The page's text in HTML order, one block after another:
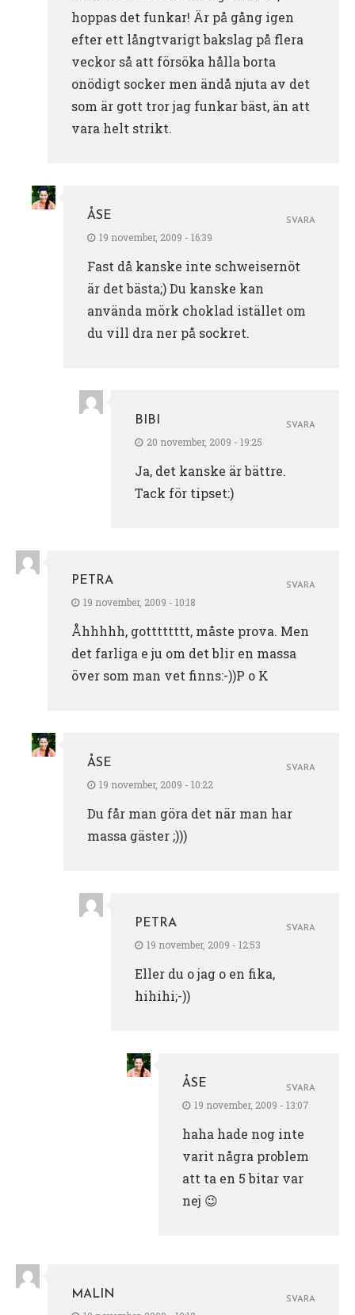
hoppas det funkar! Är på gång igen
efter ett långtvarigt bakslag på flera
veckor så att försöka hålla borta
onödigt socker men ändå njuta av det
som är gott tror jag funkar bäst, än att
vara helt strikt.
ÅSE
19 november, 2009 - 16:39
Fast då kanske inte schweisernöt
är det bästa;) Du kanske kan
använda mörk choklad istället om
du vill dra ner på sockret.
SVARA
BIBI
20 november, 2009 - 19:25
Ja, det kanske är bättre.
Tack för tipset:)
SVARA
PETRA
19 november, 2009 - 10:18
Åhhhhh, gotttttttt, måste prova. Men
det farliga e ju om det blir en massa
över som man vet finns:-))P o K
SVARA
ÅSE
19 november, 2009 - 10:22
Du får man göra det när man har
massa gäster ;)))
SVARA
PETRA
19 november, 2009 - 12:53
Eller du o jag o en fika,
hihihi;-))
SVARA
ÅSE
19 november, 2009 - 13:07
haha hade nog inte
varit några problem
att ta en 5 bitar var
nej 😉
SVARA
MALIN
SVARA